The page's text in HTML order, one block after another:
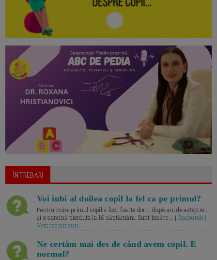
ÎNTREBARI
Voi iubi al doilea copil la fel ca pe primul?
Pentru mine primul copil a fost foarte dorit, după ani de așteptări
și o sarcină pierduta la 16 săptămâni. Sunt însărc... | Raspunde |
Vezi raspunsuri
Ne certăm mai des de când avem copil. E
normal?